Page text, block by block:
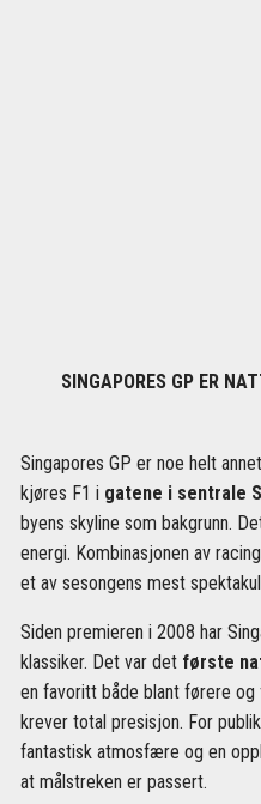
SINGAPORES GP ER
Singapores GP er noe helt
kjøres F1 i gatene i sentrale
byens skyline som bakgrunn.
energi. Kombinasjonen av
et av sesongens mest
Siden premieren i 2008 har
klassiker. Det var det første
en favoritt både blant førere og
krever total presisjon. For
fantastisk atmosfære og en
at målstreken er passert.